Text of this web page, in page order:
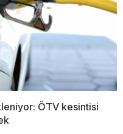
ÖTV kesintisi